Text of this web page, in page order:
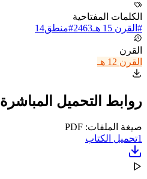
الكلمات المفتاحية
# القرن 15 هـ 2463
#منطق14
القرن
القرن 12 هـ
روابط التحميل المباشرة
صيغة الملفات: PDF
1تحميل الكتاب